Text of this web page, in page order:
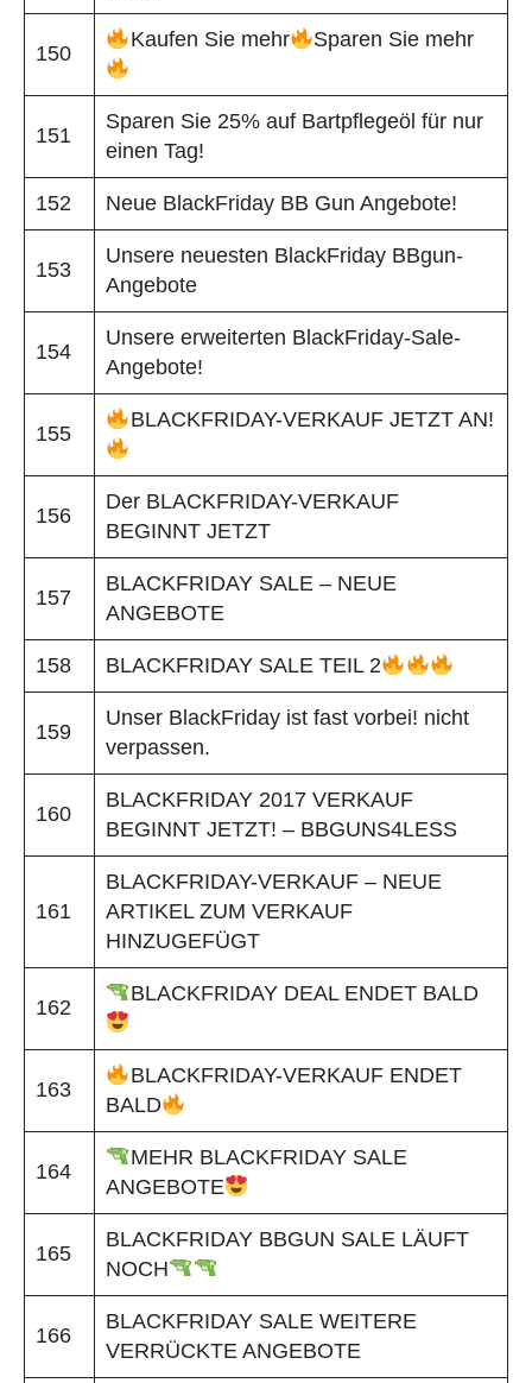
150
Kaufen Sie mehr Sparen Sie mehr
151
Sparen Sie 25% auf Bartpflegeöl für nur
einen Tag!
152 Neue BlackFriday BB Gun Angebote!
153
Unsere neuesten BlackFriday BBgun-
Angebote
154
Unsere erweiterten BlackFriday-Sale-
Angebote!
155
BLACKFRIDAY-VERKAUF JETZT AN!
156
Der BLACKFRIDAY-VERKAUF
BEGINNT JETZT
157
BLACKFRIDAY SALE – NEUE
ANGEBOTE
158 BLACKFRIDAY SALE TEIL 2
159
Unser BlackFriday ist fast vorbei! nicht
verpassen.
160
BLACKFRIDAY 2017 VERKAUF
BEGINNT JETZT! – BBGUNS4LESS
161
BLACKFRIDAY-VERKAUF – NEUE
ARTIKEL ZUM VERKAUF
HINZUGEFÜGT
162
BLACKFRIDAY DEAL ENDET BALD
163
BLACKFRIDAY-VERKAUF ENDET
BALD
164
MEHR BLACKFRIDAY SALE
ANGEBOTE
165
BLACKFRIDAY BBGUN SALE LÄUFT
NOCH
166
BLACKFRIDAY SALE WEITERE
VERRÜCKTE ANGEBOTE